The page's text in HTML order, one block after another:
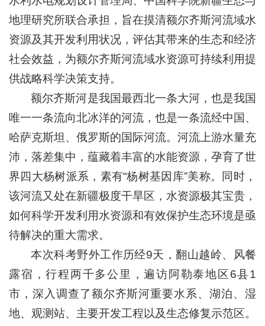
地理研究所联合承担，旨在摸清额尔齐斯河流域水
资源及其开发利用状况，评估其带来的生态和经济
社会效益，为额尔齐斯河流域水资源可持续利用提
供战略科学决策支持。
额尔齐斯河是我国最西北一条大河，也是我国
唯一一条流向北冰洋的河流，也是一条流经中国、
哈萨克斯坦、俄罗斯的国际河流。河流上游水量充
沛，落差集中，蕴藏着丰富的水能资源，孕育了世
界四大杨树派系，素有“杨树基因库”美称。同时，
该河流又处在新疆极度干旱区，水资源极其宝贵，
如何科学开发利用水资源和有效保护生态环境是亟
待解决的重大需求。
本次科考野外工作历经9天，翻山越岭、风餐
露宿，行程两千多公里，遍访阿勒泰地区6县1
市，深入调查了额尔齐斯河重要水系、湖泊、湿
地、观测站、主要开发工程以及生态修复示范区。